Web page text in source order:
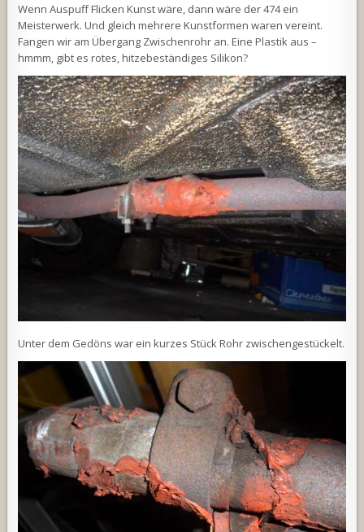
Wenn Auspuff Flicken Kunst wäre, dann wäre der 474 ein
Meisterwerk. Und gleich mehrere Kunstformen waren vereint.
Fangen wir am Übergang Zwischenrohr an. Eine Plastik aus –
hmmm, gibt es rotes, hitzebeständiges Silikon?
Unter dem Gedöns war ein kurzes Stück Rohr zwischengestückelt.